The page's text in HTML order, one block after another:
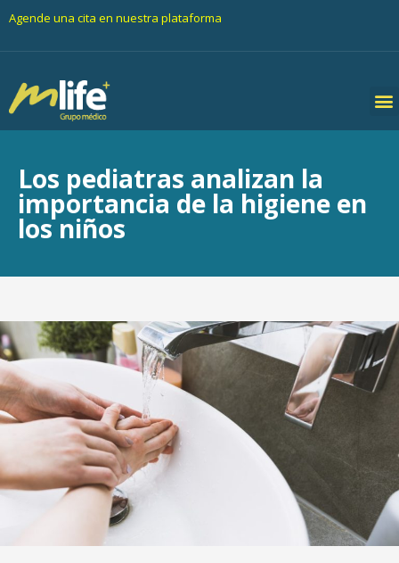
Agende una cita en nuestra plataforma
Los pediatras analizan la
importancia de la higiene en
los niños